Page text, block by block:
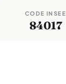
CODE INSEE
84017